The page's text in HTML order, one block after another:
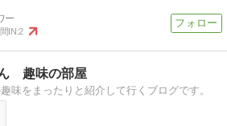
IN:2
趣味の部屋
味をまったりと紹介して行くブログです。